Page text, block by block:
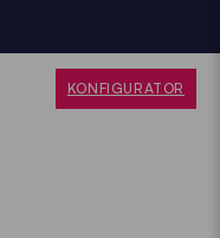
KONFIGURATOR